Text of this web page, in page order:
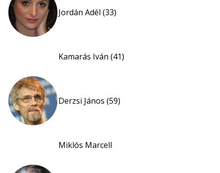
Jordán Adél (33)
Kamarás Iván (41)
Derzsi János (59)
Miklós Marcell